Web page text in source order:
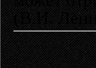
(В.И.